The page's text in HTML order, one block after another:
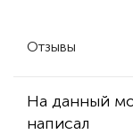
Отзывы
На данный
написал